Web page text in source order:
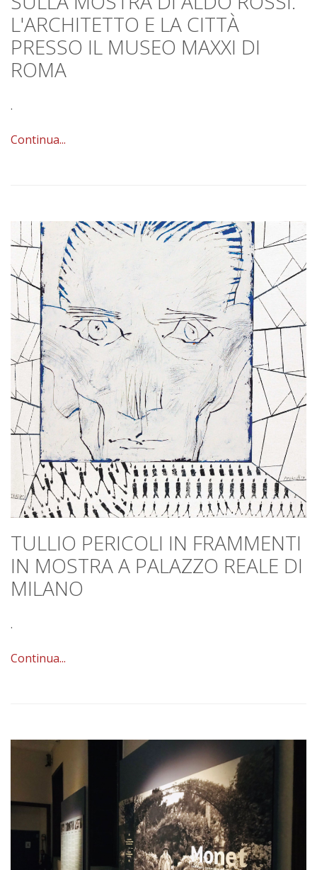
L'ARCHITETTO E LA CITTÀ
PRESSO IL MUSEO MAXXI DI
ROMA
.
Continua...
TULLIO PERICOLI IN FRAMMENTI
IN MOSTRA A PALAZZO REALE DI
MILANO
.
Continua...